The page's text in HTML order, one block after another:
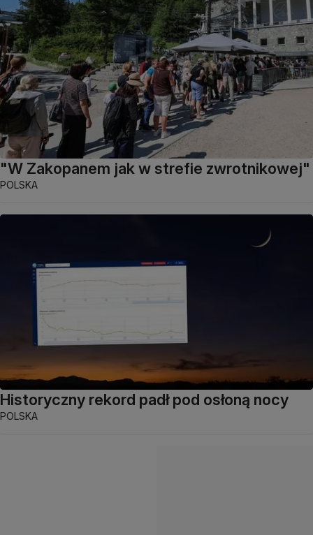
"W Zakopanem jak w strefie zwrotnikowej"
POLSKA
Historyczny rekord padł pod osłoną nocy
POLSKA